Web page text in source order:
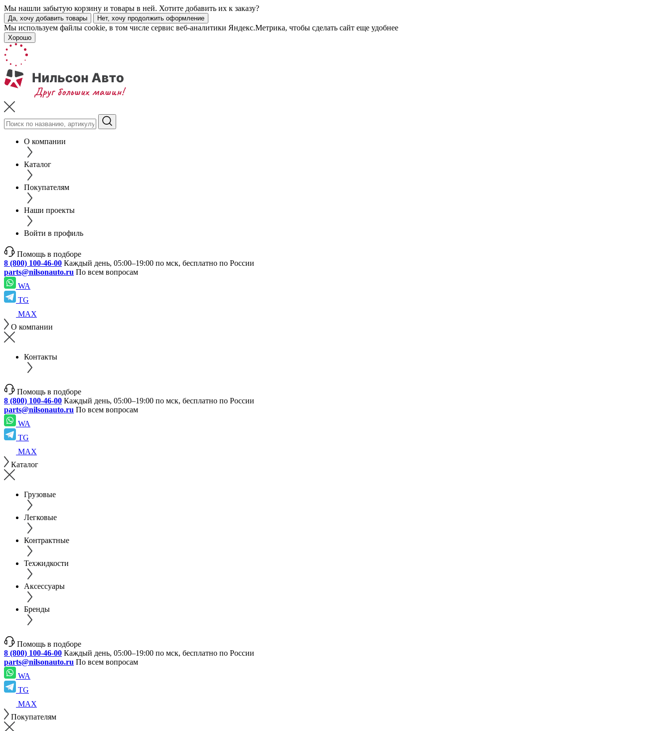
Мы нашли забытую корзину и товары в ней. Хотите добавить их к заказу?
Да, хочу добавить товары Нет, хочу продолжить оформление
Мы используем файлы cookie, в том числе сервис веб-аналитики Яндекс.Метрика, чтобы сделать сайт еще удобнее
Хорошо
О компании
Каталог
Покупателям
Наши проекты
Войти в профиль
Помощь в подборе
8 (800) 100-46-00 Каждый день, 05:00–19:00 по мск, бесплатно по России
parts@nilsonauto.ru По всем вопросам
WA
TG
MAX
О компании
Контакты
Помощь в подборе
8 (800) 100-46-00 Каждый день, 05:00–19:00 по мск, бесплатно по России
parts@nilsonauto.ru По всем вопросам
WA
TG
MAX
Каталог
Грузовые
Легковые
Контрактные
Техжидкости
Аксессуары
Бренды
Помощь в подборе
8 (800) 100-46-00 Каждый день, 05:00–19:00 по мск, бесплатно по России
parts@nilsonauto.ru По всем вопросам
WA
TG
MAX
Покупателям